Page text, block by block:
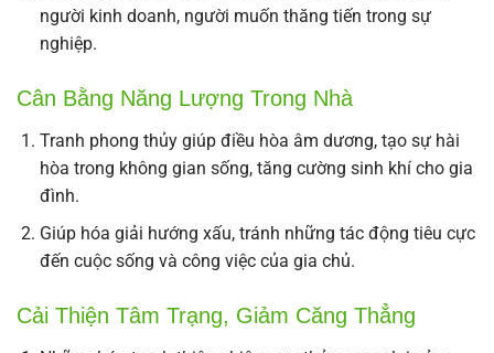
người kinh doanh, người muốn thăng tiến trong sự
nghiệp.
Cân Bằng Năng Lượng Trong Nhà
Tranh phong thủy giúp điều hòa âm dương, tạo sự hài
hòa trong không gian sống, tăng cường sinh khí cho gia
đình.
Giúp hóa giải hướng xấu, tránh những tác động tiêu cực
đến cuộc sống và công việc của gia chủ.
Cải Thiện Tâm Trạng, Giảm Căng Thẳng